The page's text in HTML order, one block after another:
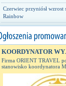
Czerwiec przyniósł wzrost
Rainbow
KOORDYNATOR
Firma ORIENT TRAVEL
stanowisko koordynatora